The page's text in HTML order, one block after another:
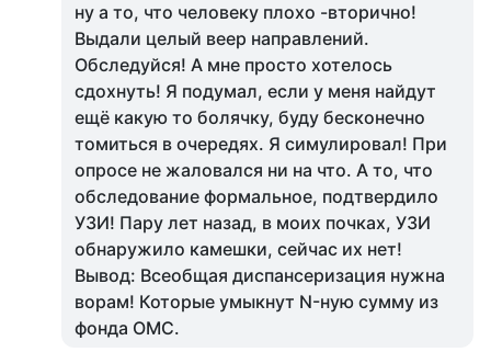
ну а то, что человеку плохо -вторично!
Выдали целый веер направлений.
Обследуйся! А мне просто хотелось
сдохнуть! Я подумал, если у меня найдут
ещё какую то болячку, буду бесконечно
томиться в очередях. Я симулировал! При
опросе не жаловался ни на что. А то, что
обследование формальное, подтвердило
УЗИ! Пару лет назад, в моих почках, УЗИ
обнаружило камешки, сейчас их нет!
Вывод: Всеобщая диспансеризация нужна
ворам! Которые умыкнут N-ную сумму из
фонда ОМС.